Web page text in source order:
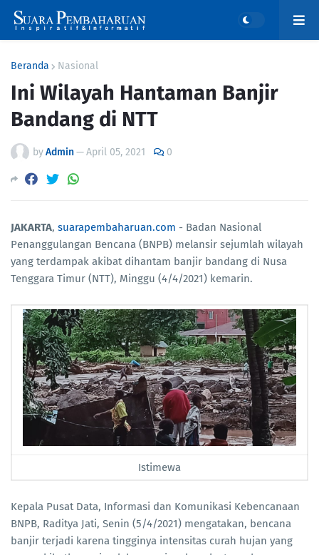
Beranda Nasional
Ini Wilayah Hantaman Banjir
Bandang di NTT
byAdmin—April 05, 2021 0
JAKARTA, suarapembaharuan.com - Badan Nasional
Penanggulangan Bencana (BNPB) melansir sejumlah wilayah
yang terdampak akibat dihantam banjir bandang di Nusa
Tenggara Timur (NTT), Minggu (4/4/2021) kemarin.
Istimewa
Kepala Pusat Data, Informasi dan Komunikasi Kebencanaan
BNPB, Raditya Jati, Senin (5/4/2021) mengatakan, bencana
banjir terjadi karena tingginya intensitas curah hujan yang